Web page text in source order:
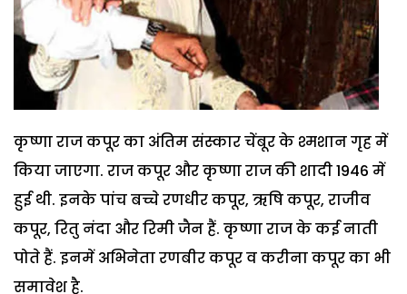
कृष्णा राज कपूर का अंतिम संस्कार चेंबूर के श्मशान गृह में
किया जाएगा. राज कपूर और कृष्णा राज की शादी 1946 में
हुई थी. इनके पांच बच्चे रणधीर कपूर, ऋषि कपूर, राजीव
कपूर, रितु नंदा और रिमी जैन हैं. कृष्णा राज के कई नाती
पोते हैं. इनमें अभिनेता रणबीर कपूर व करीना कपूर का भी
समावेश है.